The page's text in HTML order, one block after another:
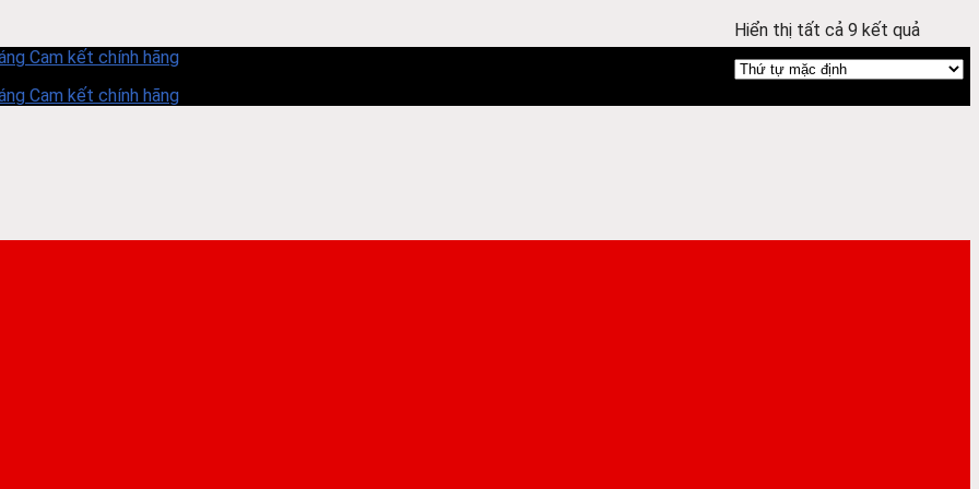
Cam kết chính hãng
Cam kết chính hãng
Hiển thị tất cả 9 kết quả